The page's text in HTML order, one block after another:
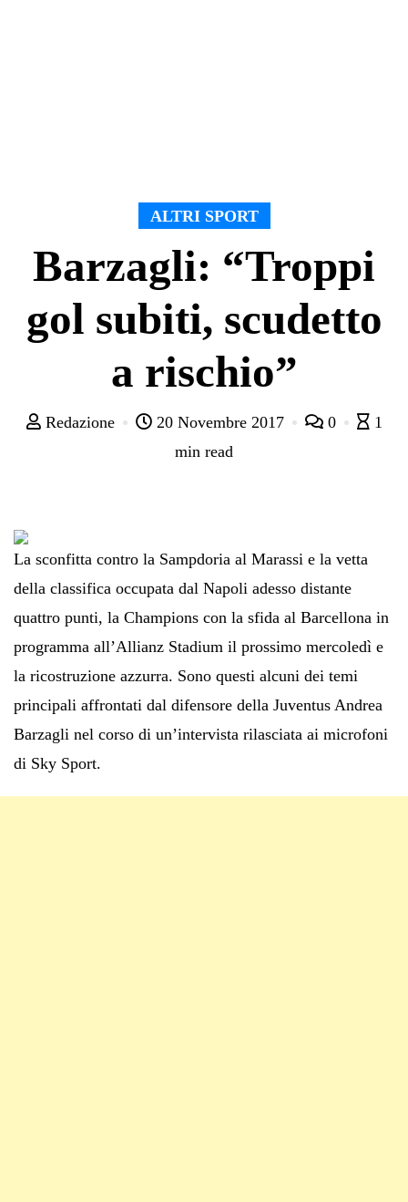
ALTRI SPORT
Barzagli: “Troppi
gol subiti, scudetto
a rischio”
Redazione 20 Novembre 2017 0
1
min read
La sconfitta contro la Sampdoria al Marassi e la vetta
della classifica occupata dal Napoli adesso distante
quattro punti, la Champions con la sfida al Barcellona in
programma all’Allianz Stadium il prossimo mercoledì e
la ricostruzione azzurra. Sono questi alcuni dei temi
principali affrontati dal difensore della Juventus Andrea
Barzagli nel corso di un’intervista rilasciata ai microfoni
di Sky Sport.